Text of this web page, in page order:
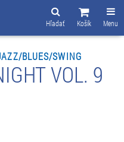
Menu
Košík
Hľadať
BLUES/SWING
VOL. 9